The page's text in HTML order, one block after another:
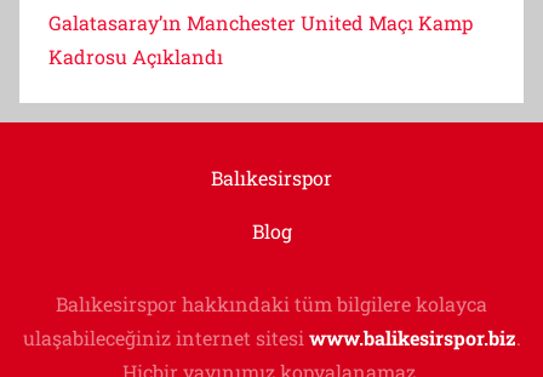
Galatasaray’ın Manchester United Maçı Kamp
Kadrosu Açıklandı
Balıkesirspor
Blog
Balıkesirspor hakkındaki tüm bilgilere kolayca
ulaşabileceğiniz internet sitesiwww.balikesirspor.biz.